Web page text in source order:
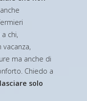
chi,
ma anche di
Chiedo a
solo